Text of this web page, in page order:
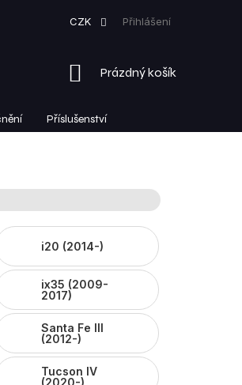
CZK Přihlášení
NÁKUPNÍ
Prázdný košík
Příslušenství
i20 (2014-)
ix35 (2009-
2017)
Santa Fe III
(2012-)
Tucson IV
(2020-)